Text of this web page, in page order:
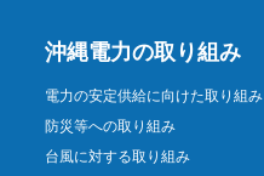
沖縄電力の取り組み
電力の安定供給に向けた取り組み
防災等への取り組み
台風に対する取り組み